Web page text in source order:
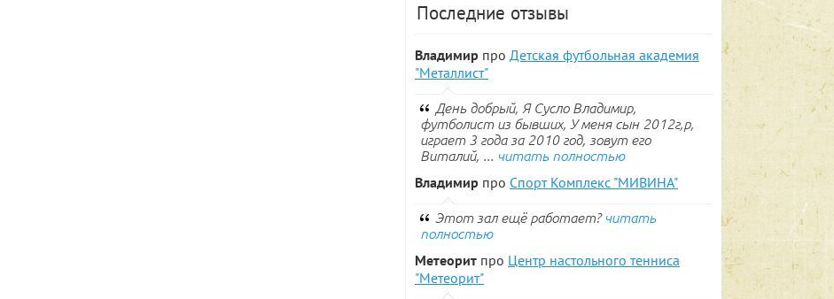
Последние отзывы
Владимир про Детская футбольная академия
"Металлист"
День добрый, Я Сусло Владимир,
футболист из бывших, У меня сын 2012г,р,
играет 3 года за 2010 год, зовут его
Виталий, ... читать полностью
Владимир про Спорт Комплекс "МИВИНА"
Этот зал ещё работает? читать
полностью
Метеорит про Центр настольного тенниса
"Метеорит"